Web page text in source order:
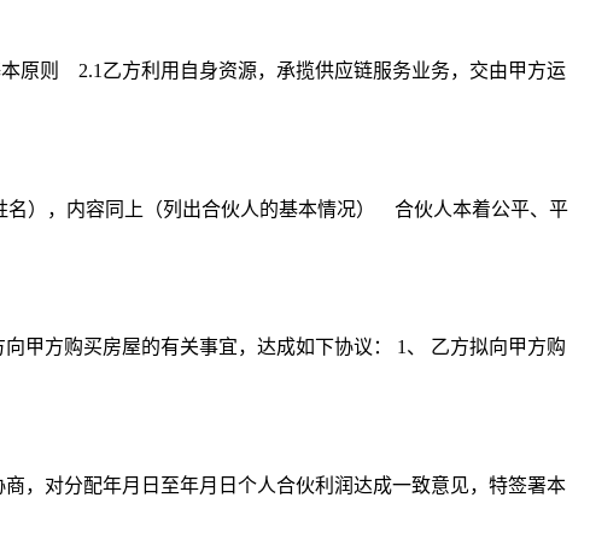
则 2.1乙方利用自身资源，承揽供应链服务业务，交由甲方运
），内容同上（列出合伙人的基本情况） 合伙人本着公平、平
方购买房屋的有关事宜，达成如下协议： 1、 乙方拟向甲方购
对分配年月日至年月日个人合伙利润达成一致意见，特签署本